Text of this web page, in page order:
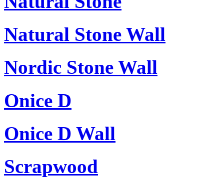
Natural Stone Wall
Nordic Stone Wall
Onice D
Onice D Wall
Scrapwood